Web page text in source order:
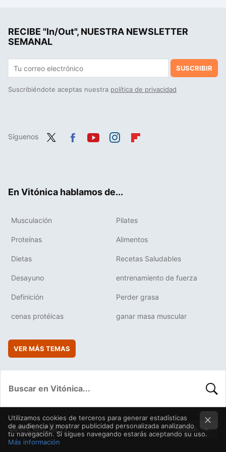
RECIBE "In/Out", NUESTRA NEWSLETTER
SEMANAL
SUSCRIBIR
Suscribiéndote aceptas nuestra política de privacidad
Síguenos
En Vitónica hablamos de...
Musculación Pilates
Proteínas Alimentos
Dietas Recetas Saludables
Desayuno entrenamiento de fuerza
Definición Perder grasa
cenas protéicas ganar masa muscular
VER MÁS TEMAS
SUBIR
Utilizamos cookies de terceros para generar estadísticas
de audiencia y mostrar publicidad personalizada analizando
tu navegación. Si sigues navegando estarás aceptando su uso.
Más información